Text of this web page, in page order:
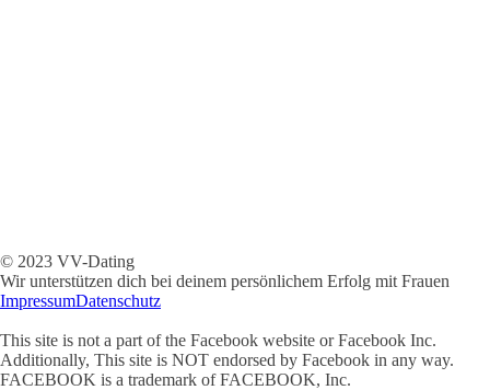
© 2023 VV-Dating
Wir unterstützen dich bei deinem persönlichem Erfolg mit Frauen
ImpressumDatenschutz
This site is not a part of the Facebook website or Facebook Inc.
Additionally, This site is NOT endorsed by Facebook in any way.
FACEBOOK is a trademark of FACEBOOK, Inc.